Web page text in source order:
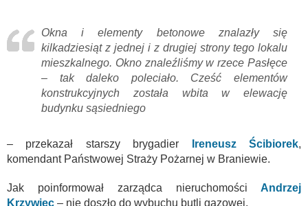
Okna i elementy betonowe znalazły się
kilkadziesiąt z jednej i z drugiej strony tego lokalu
mieszkalnego. Okno znaleźliśmy w rzece Pasłęce
– tak daleko poleciało. Cześć elementów
konstrukcyjnych została wbita w elewację
budynku sąsiedniego
– przekazał starszy brygadier Ireneusz Ścibiorek,
komendant Państwowej Straży Pożarnej w Braniewie.
Jak poinformował zarządca nieruchomości Andrzej
Krzywiec – nie doszło do wybuchu butli gazowej.